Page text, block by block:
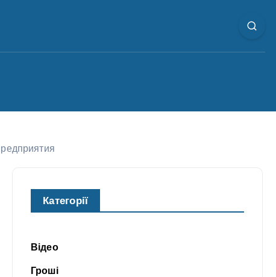
Категорії
Відео
Гроші